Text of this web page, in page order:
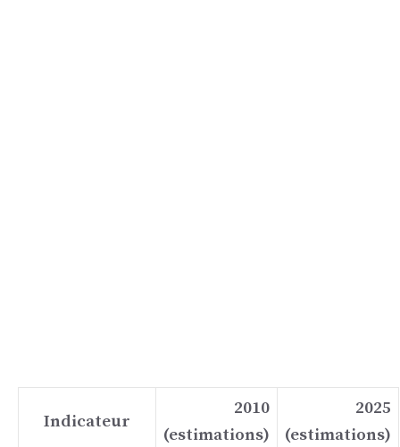
Indicateur
2010
(estimations)
2025
(estimations)